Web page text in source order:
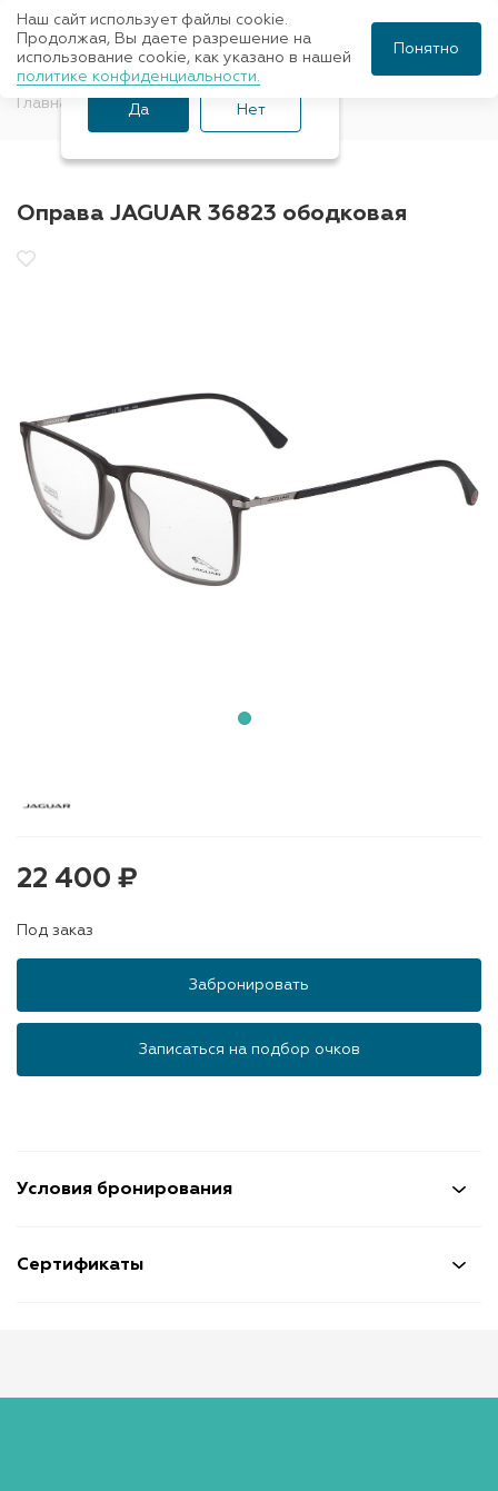
Главная Оправы для очков Jaguar
Оправа JAGUAR 36823 ободковая
Условия бронирования
Сертификаты
22 400 ₽
Под заказ
Забронировать
Записаться на подбор очков
Ваш город Санкт-
Петербург?
Да Нет
Наш сайт использует файлы cookie.
Продолжая, Вы даете разрешение на
использование cookie, как указано в нашей
политике конфиденциальности.
Понятно